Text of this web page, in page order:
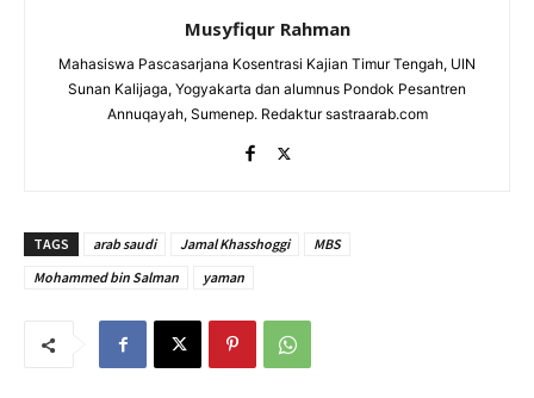
Musyfiqur Rahman
Mahasiswa Pascasarjana Kosentrasi Kajian Timur Tengah, UIN
Sunan Kalijaga, Yogyakarta dan alumnus Pondok Pesantren
Annuqayah, Sumenep. Redaktur sastraarab.com
TAGS arab saudi Jamal Khasshoggi
MBS
Mohammed bin Salman
yaman